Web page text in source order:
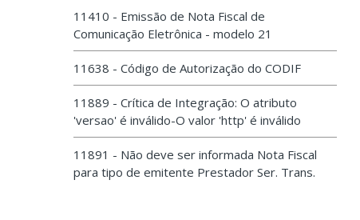
11410 - Emissão de Nota Fiscal de
Comunicação Eletrônica - modelo 21
11638 - Código de Autorização do CODIF
11889 - Crítica de Integração: O atributo
'versao' é inválido-O valor 'http' é inválido
11891 - Não deve ser informada Nota Fiscal
para tipo de emitente Prestador Ser. Trans.